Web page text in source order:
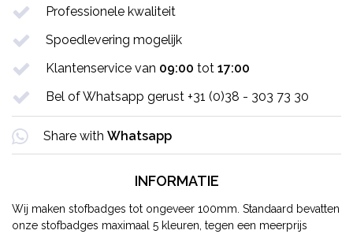
Professionele kwaliteit
Spoedlevering mogelijk
Klantenservice van 09:00 tot 17:00
Bel of Whatsapp gerust +31 (0)38 - 303 73 30
Share with Whatsapp
INFORMATIE
Wij maken stofbadges tot ongeveer 100mm. Standaard bevatten
onze stofbadges maximaal 5 kleuren, tegen een meerprijs